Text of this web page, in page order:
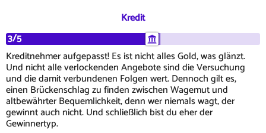
Kredit
3/5
Kreditnehmer aufgepasst! Es ist nicht alles Gold, was glänzt.
Und nicht alle verlockenden Angebote sind die Versuchung
und die damit verbundenen Folgen wert. Dennoch gilt es,
einen Brückenschlag zu finden zwischen Wagemut und
altbewährter Bequemlichkeit, denn wer niemals wagt, der
gewinnt auch nicht. Und schließlich bist du eher der
Gewinnertyp.